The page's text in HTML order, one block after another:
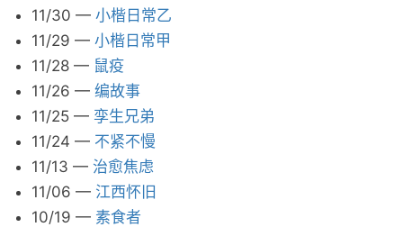
11/30 — 小楷日常乙
11/29 — 小楷日常甲
11/28 — 鼠疫
11/26 — 编故事
11/25 — 孪生兄弟
11/24 — 不紧不慢
11/13 — 治愈焦虑
11/06 — 江西怀旧
10/19 — 素食者